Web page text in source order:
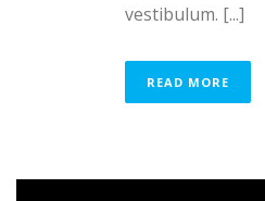
vestibulum. [...]
READ MORE